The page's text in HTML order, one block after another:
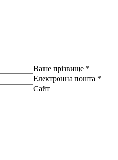
Ваше прізвище *
Електронна пошта *
Сайт